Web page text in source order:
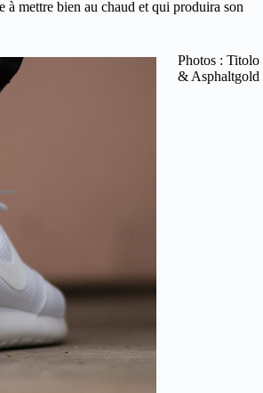
à mettre bien au chaud et qui produira son
Photos : Titolo
& Asphaltgold